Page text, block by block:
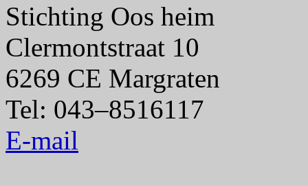
Stichting Oos heim
Clermontstraat 10
6269 CE Margraten
Tel: 043–8516117
E-mail